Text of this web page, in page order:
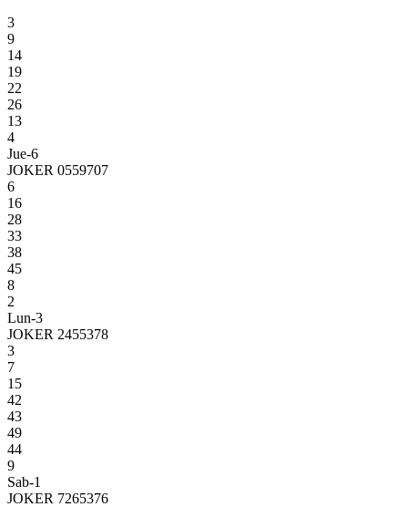
3
9
14
19
22
26
13
4
Jue-6
JOKER 0559707
6
16
28
33
38
45
8
2
Lun-3
JOKER 2455378
3
7
15
42
43
49
44
9
Sab-1
JOKER 7265376